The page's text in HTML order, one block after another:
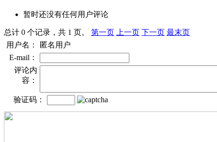
暂时还没有任何用户评论
总计 0 个记录，共 1 页。 第一页 上一页 下一页 最末页
用户名：
匿名用户
E-mail：
评论内
容：
验证码：